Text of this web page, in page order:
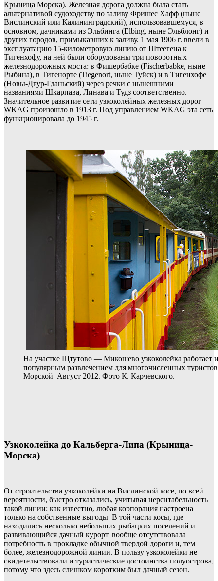
Крыница Морска). Железная дорога должна была стать
альтернативой судоходству по заливу Фришес Хафф (ныне
Вислинский или Калининградский), использовавшемуся, в
основном, дачниками из Эльбинга (Elbing, ныне Эльблонг) и
других городов, примыкавших к заливу. 1 мая 1906 г. ввели в
эксплуатацию 15-километровую линию от Штеегена к
Тигенхофу, на ней были оборудованы три поворотных
железнодорожных моста: в Фишербабке (Fischerbabke, ныне
Рыбина), в Тигенорте (Tiegenort, ныне Туйск) и в Тигенхофе
(Новы-Двур-Гданьский) через речки с нынешними
названиями Шкарпава, Линава и Тудз соответственно.
Значительное развитие сети узкоколейных железных дорог
WKAG произошло в 1913 г. Под управлением WKAG эта сеть
функционировала до 1945 г.
На участке Щтутово — Микошево узкоколейка работает и
популярным развлечением для многочисленных
Морской. Август 2012. Фото К. Карчевского.
Узкоколейка до Кальберга-Липа (Крыница-
Морска)
От строительства узкоколейки на Вислинской косе, по всей
вероятности, быстро отказались, учитывая нерентабельность
такой линии: как известно, любая корпорация настроена
только на собственные выгоды. В той части косы, где
находились несколько небольших рыбацких поселений и
развивающийся дачный курорт, вообще отсутствовала
потребность в прокладке обычной твердой дороги и, тем
более, железнодорожной линии. В пользу узкоколейки не
свидетельствовали и туристические достоинства полуострова,
потому что здесь слишком коротким был дачный сезон.